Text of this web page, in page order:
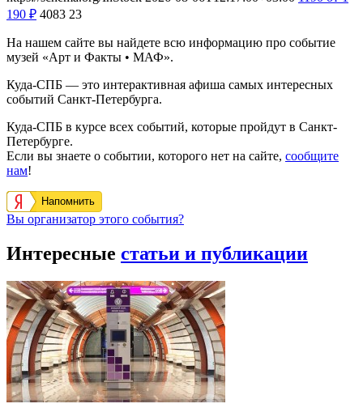
190 ₽ 4083 23
На нашем сайте вы найдете всю информацию про событие
музей «Арт и Факты • МАФ».
Куда-СПБ — это интерактивная афиша самых интересных
событий Санкт-Петербурга.
Куда-СПБ в курсе всех событий, которые пройдут в Санкт-
Петербурге.
Если вы знаете о событии, которого нет на сайте, сообщите
нам!
Напомнить
Вы организатор этого события?
Интересные статьи и публикации